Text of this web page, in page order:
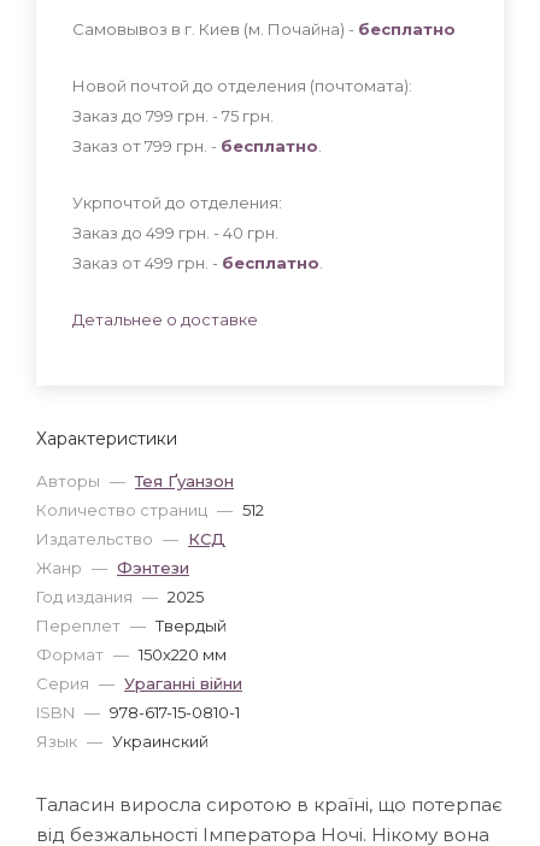
Характеристики
Авторы — Тея Ґуанзон
Количество страниц — 512
Издательство — КСД
Жанр — Фэнтези
Год издания — 2025
Переплет — Твердый
Формат — 150x220 мм
Серия — Ураганні війни
ISBN — 978-617-15-0810-1
Язык — Украинский
Самовывоз в г. Киев (м. Почайна) - бесплатно
Новой почтой до отделения (почтомата):
Заказ до 799 грн. - 75 грн
Заказ от 799 грн. - бесплатно
Укрпочтой до отделения:
Заказ до 499 грн. - 40 грн
Заказ от 499 грн. - бесплатно
Детальнее о доставке
Таласин виросла сиротою в країні, що потерпає
від безжальності Імператора Ночі. Нікому вона